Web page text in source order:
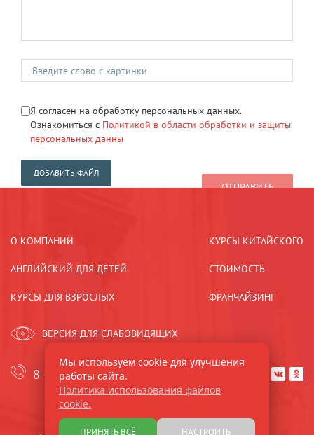
Я согласен на обработку персональных данных.
Ознакомиться с Политикой в области обработки и защиты
персональных данны
ДОБАВИТЬ ФАЙЛ
О КОМПАНИИ
АНГЛИЙСКИЙ ДЛЯ ДЕТЕЙ
КУРСЫ ДЛЯ ВЗРОСЛЫХ
КУРСЫ КИТАЙСКОГО
СТОИМОСТЬ
ФРАНЧАЙЗИНГ
ВЕРСИЯ ДЛЯ СЛАБОВИДЯЩИХ
8-921-44-33-533  
Мы используем cookie для улучшения
работы сайта.
Политика использования файлов
cookie.
ПРИНЯТЬ ВСЁ НАСТРОИТЬ